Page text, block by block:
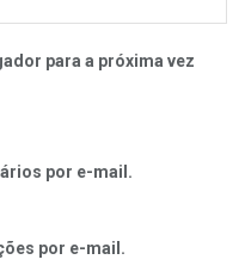
para a próxima vez
por e-mail.
por e-mail.